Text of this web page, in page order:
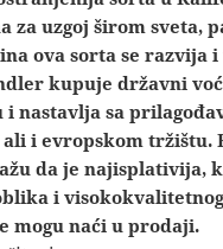
za uzgoj širom sveta,
ova sorta se razvija
kupuje državni
i nastavlja sa
i evropskom tržištu.
da je najisplativija,
i
mogu naći u prodaji.